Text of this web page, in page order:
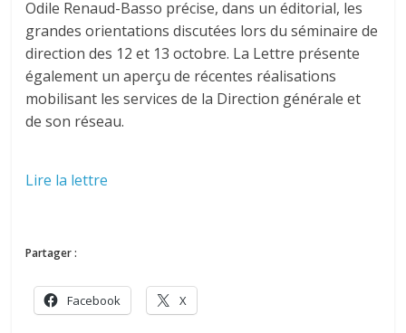
Odile Renaud-Basso précise, dans un éditorial, les
grandes orientations discutées lors du séminaire de
direction des 12 et 13 octobre. La Lettre présente
également un aperçu de récentes réalisations
mobilisant les services de la Direction générale et
de son réseau.
Lire la lettre
Partager :
Facebook X